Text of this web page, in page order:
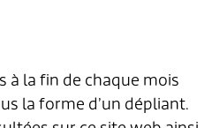
à la fin de chaque mois
la forme d’un dépliant.